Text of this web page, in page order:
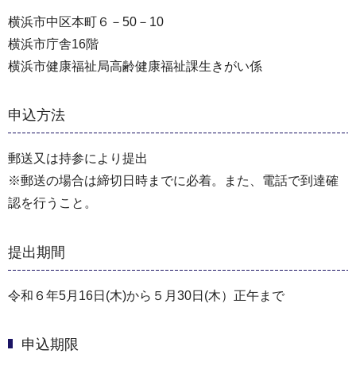
横浜市中区本町６－50－10
横浜市庁舎16階
横浜市健康福祉局高齢健康福祉課生きがい係
申込方法
郵送又は持参により提出
※郵送の場合は締切日時までに必着。また、電話で到達確
認を行うこと。
提出期間
令和６年5月16日(木)から５月30日(木）正午まで
申込期限